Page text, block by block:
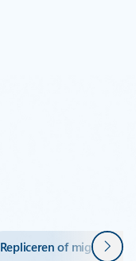
Repliceren of migreren